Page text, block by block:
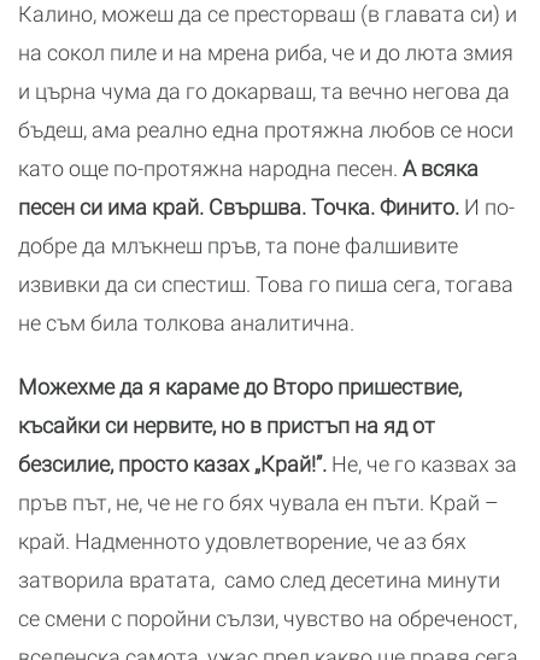
Калино, можеш да се престорваш (в главата си) и
на сокол пиле и на мрена риба, че и до люта змия
и църна чума да го докарваш, та вечно негова да
бъдеш, ама реално една протяжна любов се носи
като още по-протяжна народна песен. А всяка
песен си има край. Свършва. Точка. Финито. И по-
добре да млъкнеш пръв, та поне фалшивите
извивки да си спестиш. Това го пиша сега, тогава
не съм била толкова аналитична.
Можехме да я караме до Второ пришествие,
късайки си нервите, но в пристъп на яд от
безсилие, просто казах „Край!”. Не, че го казвах за
пръв път, не, че не го бях чувала ен пъти. Край –
край. Надменното удовлетворение, че аз бях
затворила вратата, само след десетина минути
се смени с поройни сълзи, чувство на обреченост,